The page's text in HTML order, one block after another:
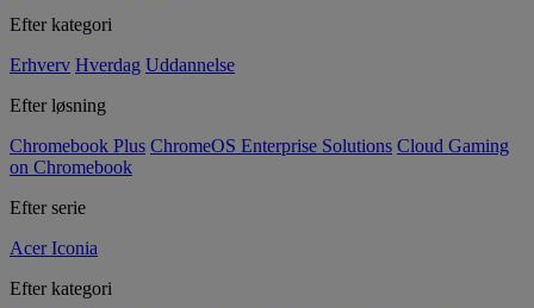
Efter kategori
Erhverv Hverdag Uddannelse
Efter løsning
Chromebook Plus ChromeOS Enterprise Solutions Cloud Gaming
on Chromebook
Efter serie
Acer Iconia
Efter kategori